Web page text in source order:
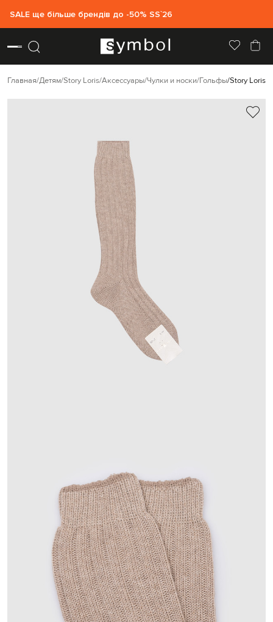
SALE ще більше брендів до -50% SS`26
Главная Детям Story Loris Аксессуары Чулки и носки Гольфы Story Loris